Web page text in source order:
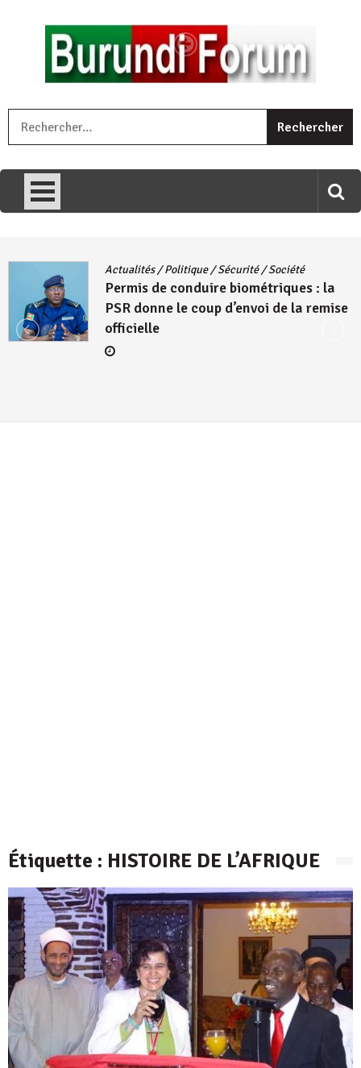
umariye umuryango wawe canke igihugu cakwibarutse .Wewe
Actualités/Politique/Sécurité/Société
Permis de conduire biométriques : la
PSR donne le coup d’envoi de la remise
officielle
Étiquette : HISTOIRE DE L’AFRIQUE